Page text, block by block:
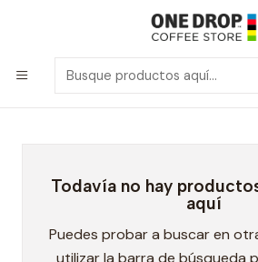
Inicio Pods
Pods
Todavía no hay
aquí
Puedes probar a buscar en
utilizar la barra de búsqueda